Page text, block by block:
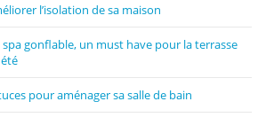
l’isolation de sa maison
spa gonflable, un must have pour la terrasse
pour aménager sa salle de bain